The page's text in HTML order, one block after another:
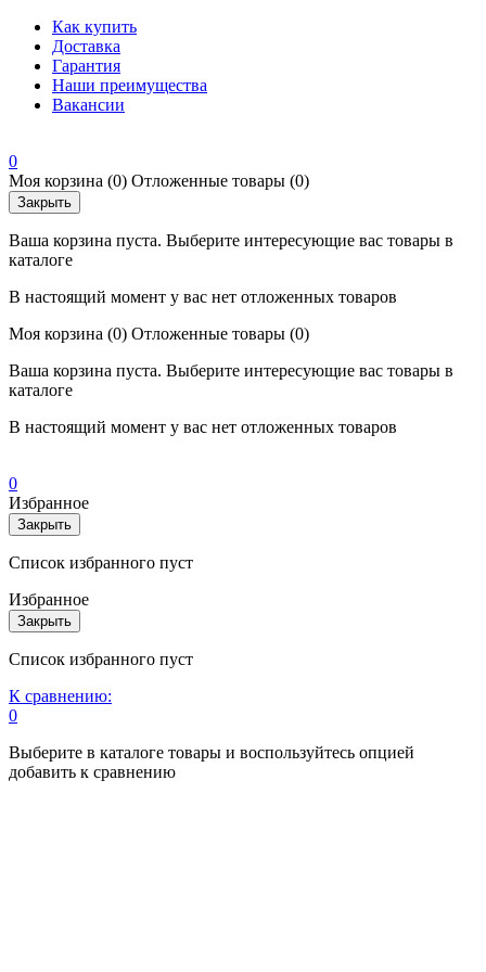
Как купить
Доставка
Гарантия
Наши преимущества
Вакансии
0
Моя корзина (0) Отложенные товары (0)
Закрыть
Ваша корзина пуста. Выберите интересующие вас товары в
каталоге
В настоящий момент у вас нет отложенных товаров
Моя корзина (0) Отложенные товары (0)
Ваша корзина пуста. Выберите интересующие вас товары в
каталоге
В настоящий момент у вас нет отложенных товаров
0
Избранное
Закрыть
Список избранного пуст
Избранное
Закрыть
Список избранного пуст
К сравнению:
0
Выберите в каталоге товары и воспользуйтесь опцией
добавить к сравнению